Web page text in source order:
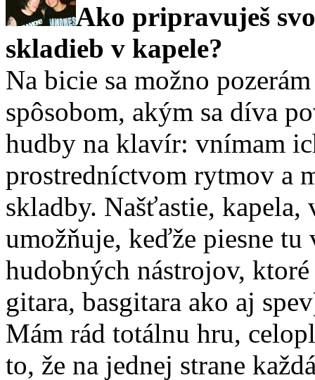
Ako pripravuješ
skladieb v kapele?
Na bicie sa možno
spôsobom, akým sa díva
hudby na klavír: vnímam
prostredníctvom rytmov a
skladby. Našťastie,
umožňuje, keďže piesne
hudobných nástrojov,
gitara, basgitara ako aj
Mám rád totálnu hru,
to, že na jednej strane